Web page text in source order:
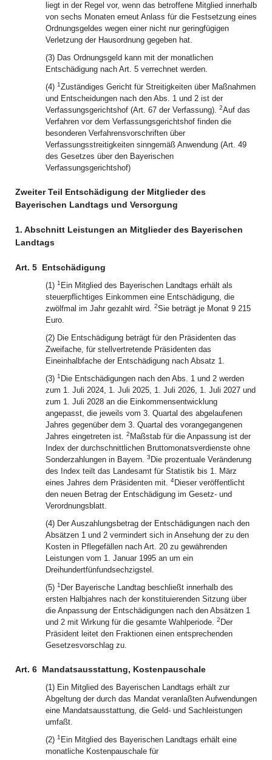
liegt in der Regel vor, wenn das betroffene Mitglied innerhalb
von sechs Monaten erneut Anlass für die Festsetzung eines
Ordnungsgeldes wegen einer nicht nur geringfügigen
Verletzung der Hausordnung gegeben hat.
(3) Das Ordnungsgeld kann mit der monatlichen
Entschädigung nach Art. 5 verrechnet werden.
(4) 1Zuständiges Gericht für Streitigkeiten über Maßnahmen
und Entscheidungen nach den Abs. 1 und 2 ist der
Verfassungsgerichtshof (Art. 67 der Verfassung). 2Auf das
Verfahren vor dem Verfassungsgerichtshof finden die
besonderen Verfahrensvorschriften über
Verfassungsstreitigkeiten sinngemäß Anwendung (Art. 49
des Gesetzes über den Bayerischen
Verfassungsgerichtshof)
Zweiter Teil Entschädigung der Mitglieder des
Bayerischen Landtags und Versorgung
1. Abschnitt Leistungen an Mitglieder des Bayerischen
Landtags
Art. 5 Entschädigung
(1) 1 Ein Mitglied des Bayerischen Landtags erhält als
steuerpflichtiges Einkommen eine Entschädigung, die
zwölfmal im Jahr gezahlt wird. 2Sie beträgt je Monat 9 215
Euro.
(2) Die Entschädigung beträgt für den Präsidenten das
Zweifache, für stellvertretende Präsidenten das
Eineinhalbfache der Entschädigung nach Absatz 1.
(3) 1 Die Entschädigungen nach den Abs. 1 und 2 werden
zum 1. Juli 2024, 1. Juli 2025, 1. Juli 2026, 1. Juli 2027 und
zum 1. Juli 2028 an die Einkommensentwicklung
angepasst, die jeweils vom 3. Quartal des abgelaufenen
Jahres gegenüber dem 3. Quartal des vorangegangenen
Jahres eingetreten ist. 2 Maßstab für die Anpassung ist der
Index der durchschnittlichen Bruttomonatsverdienste ohne
Sonderzahlungen in Bayern. 3 Die prozentuale Veränderung
des Index teilt das Landesamt für Statistik bis 1. März
eines Jahres dem Präsidenten mit. 4Dieser veröffentlicht
den neuen Betrag der Entschädigung im Gesetz- und
Verordnungsblatt.
(4) Der Auszahlungsbetrag der Entschädigungen nach den
Absätzen 1 und 2 vermindert sich in Ansehung der zu den
Kosten in Pflegefällen nach Art. 20 zu gewährenden
Leistungen vom 1. Januar 1995 an um ein
Dreihundertfünfundsechzigstel.
(5) 1 Der Bayerische Landtag beschließt innerhalb des
ersten Halbjahres nach der konstituierenden Sitzung über
die Anpassung der Entschädigungen nach den Absätzen 1
und 2 mit Wirkung für die gesamte Wahlperiode. 2 Der
Präsident leitet den Fraktionen einen entsprechenden
Gesetzesvorschlag zu.
Art. 6 Mandatsausstattung, Kostenpauschale
(1) Ein Mitglied des Bayerischen Landtags erhält zur
Abgeltung der durch das Mandat veranlaßten Aufwendungen
eine Mandatsausstattung, die Geld- und Sachleistungen
umfaßt.
(2) 1 Ein Mitglied des Bayerischen Landtags erhält eine
monatliche Kostenpauschale für